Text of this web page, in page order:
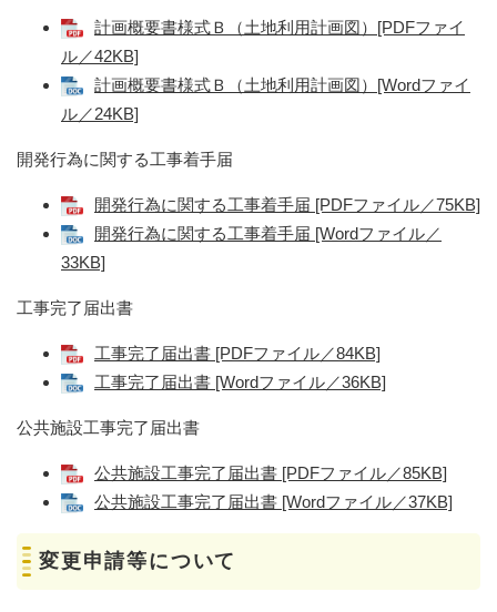
計画概要書様式Ｂ（土地利用計画図）[PDFファイ
ル／42KB]
計画概要書様式Ｂ（土地利用計画図）[Wordファイ
ル／24KB]
開発行為に関する工事着手届
開発行為に関する工事着手届 [PDFファイル／75KB]
開発行為に関する工事着手届 [Wordファイル／
33KB]
工事完了届出書
工事完了届出書 [PDFファイル／84KB]
工事完了届出書 [Wordファイル／36KB]
公共施設工事完了届出書
公共施設工事完了届出書 [PDFファイル／85KB]
公共施設工事完了届出書 [Wordファイル／37KB]
変更申請等について